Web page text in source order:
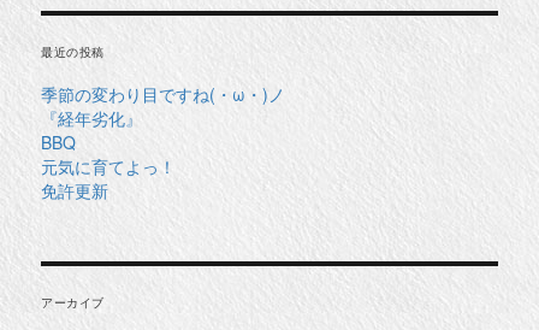
最近の投稿
季節の変わり目ですね(・ω・)ノ
『経年劣化』
BBQ
元気に育てよっ！
免許更新
アーカイブ